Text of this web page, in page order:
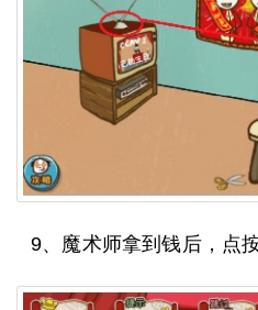
9、魔术师拿到钱后，点